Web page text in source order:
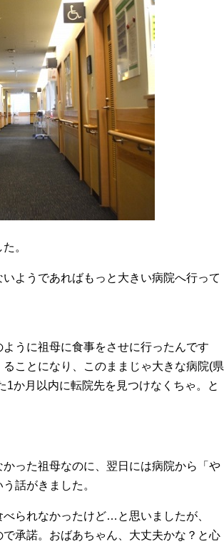
。
ようであればもっと大きい病院へ行って
うに祖母に食事をさせに行ったんです
ことになり、このままじゃ大きな病院(県
か月以内に転院先を見つけなくちゃ。と
った祖母なのに、翌日には病院から「や
話がきました。
られなかったけど…と思いましたが、
承諾。おばあちゃん、大丈夫かな？と心